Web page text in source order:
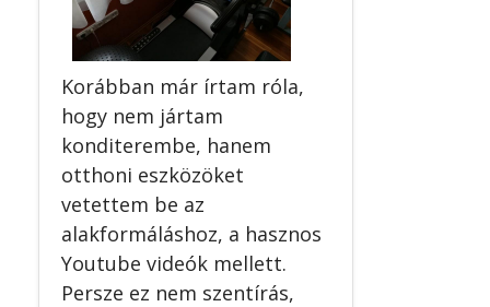
Korábban már írtam róla,
hogy nem jártam
konditerembe, hanem
otthoni eszközöket
vetettem be az
alakformáláshoz, a hasznos
Youtube videók mellett.
Persze ez nem szentírás,